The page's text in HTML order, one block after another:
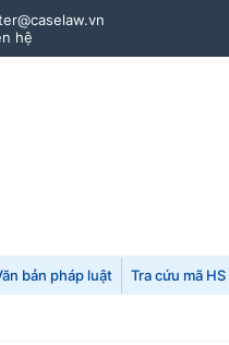
hệ
bản pháp luật Tra cứu mã HS